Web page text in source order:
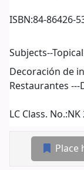
ISBN:84-86426-
Subjects--
Decoración de
Restaurantes
LC Class. No.:NK
Place